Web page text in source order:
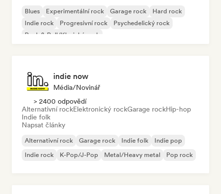
Blues Experimentální rock Garage rock
Hard rock
Indie rock
Progresivní rock
Psychedelický rock
Rock & Roll/Klasický rock
indie now
Média/novinář
> 2400 odpovědí
Alternativní rockElektronický rockGarage rockHip-hop
Indie folk
Napsat články
Alternativní rock Garage rock Indie folk
Indie pop
Indie rock
K-Pop/J-Pop Metal/Heavy metal Pop rock